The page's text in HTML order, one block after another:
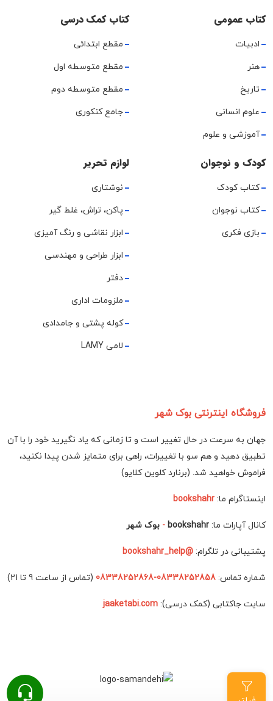
کتاب عمومی
ادبیات
هنر
تاریخ
علوم انسانی
آموزشی و علوم
کتاب کمک درسی
مقطع ابتدائی
مقطع متوسطه اول
مقطع متوسطه دوم
جامع کنکوری
کودک و نوجوان
کتاب کودک
کتاب نوجوان
بازی فکری
لوازم تحریر
نوشتاری
پاکن، تراش، غلط گیر
ابزار نقاشی و رنگ آمیزی
ابزار طراحی و مهندسی
دفتر
ملزومات اداری
کوله پشتی و جامدادی
لامی LAMY
فروشگاه اینترنتی بوک شهر
جهان به سرعت در حال تغییر است و تا زمانی که یاد نگیرید خود را با آن
تطبیق دهید و هم سو با تغییرات، راهی برای متمایز شدن پیدا نکنید،
فراموش خواهید شد. (برنارد کلوین کلایو)
اینستاگرام ما: bookshahr
کانال آپارات ما: bookshahr
- بوک شهر
پشتیبانی در تلگرام: @bookshahr_help
شماره تماس: 08338252858-08338252868 (تماس از ساعت 9 تا 21)
سایت جاکتابی (کمک درسی): jaaketabi.com